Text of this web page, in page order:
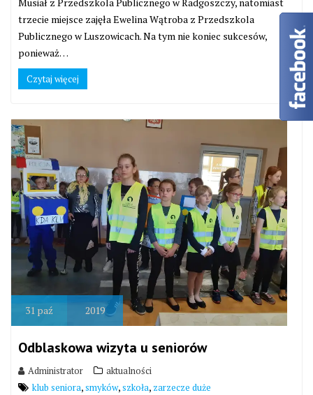
trzecie miejsce zajęła Ewelina Wątroba z Przedszkola
Publicznego w Luszowicach. Na tym nie koniec sukcesów,
ponieważ…
Czytaj więcej
31 paź 2019
Odblaskowa wizyta u seniorów
Administrator
aktualności
klub seniora,smyków,szkoła, zarzecze duże